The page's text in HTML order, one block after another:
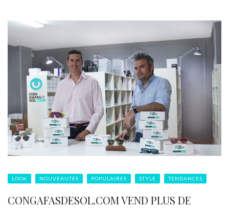
LOOK NOUVEAUTÉS POPULAIRES STYLE TENDANCES
CONGAFASDESOL.COM VEND PLUS DE